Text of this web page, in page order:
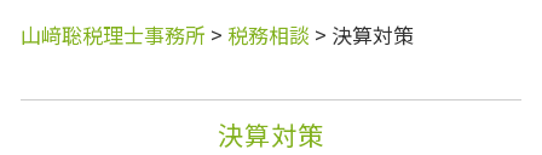
山﨑聡税理士事務所 > 税務相談 > 決算対策
決算対策